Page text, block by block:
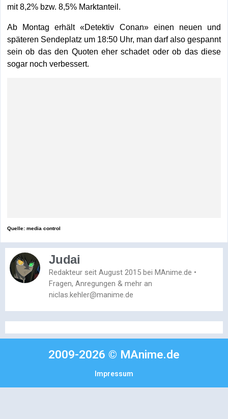
mit 8,2% bzw. 8,5% Marktanteil.
Ab Montag erhält «Detektiv Conan» einen neuen und
späteren Sendeplatz um 18:50 Uhr, man darf also gespannt
sein ob das den Quoten eher schadet oder ob das diese
sogar noch verbessert.
Quelle: media control
Judai
Redakteur seit August 2015 bei MAnime.de •
Fragen, Anregungen & mehr an
niclas.kehler@manime.de
2009-2026 © MAnime.de
Impressum